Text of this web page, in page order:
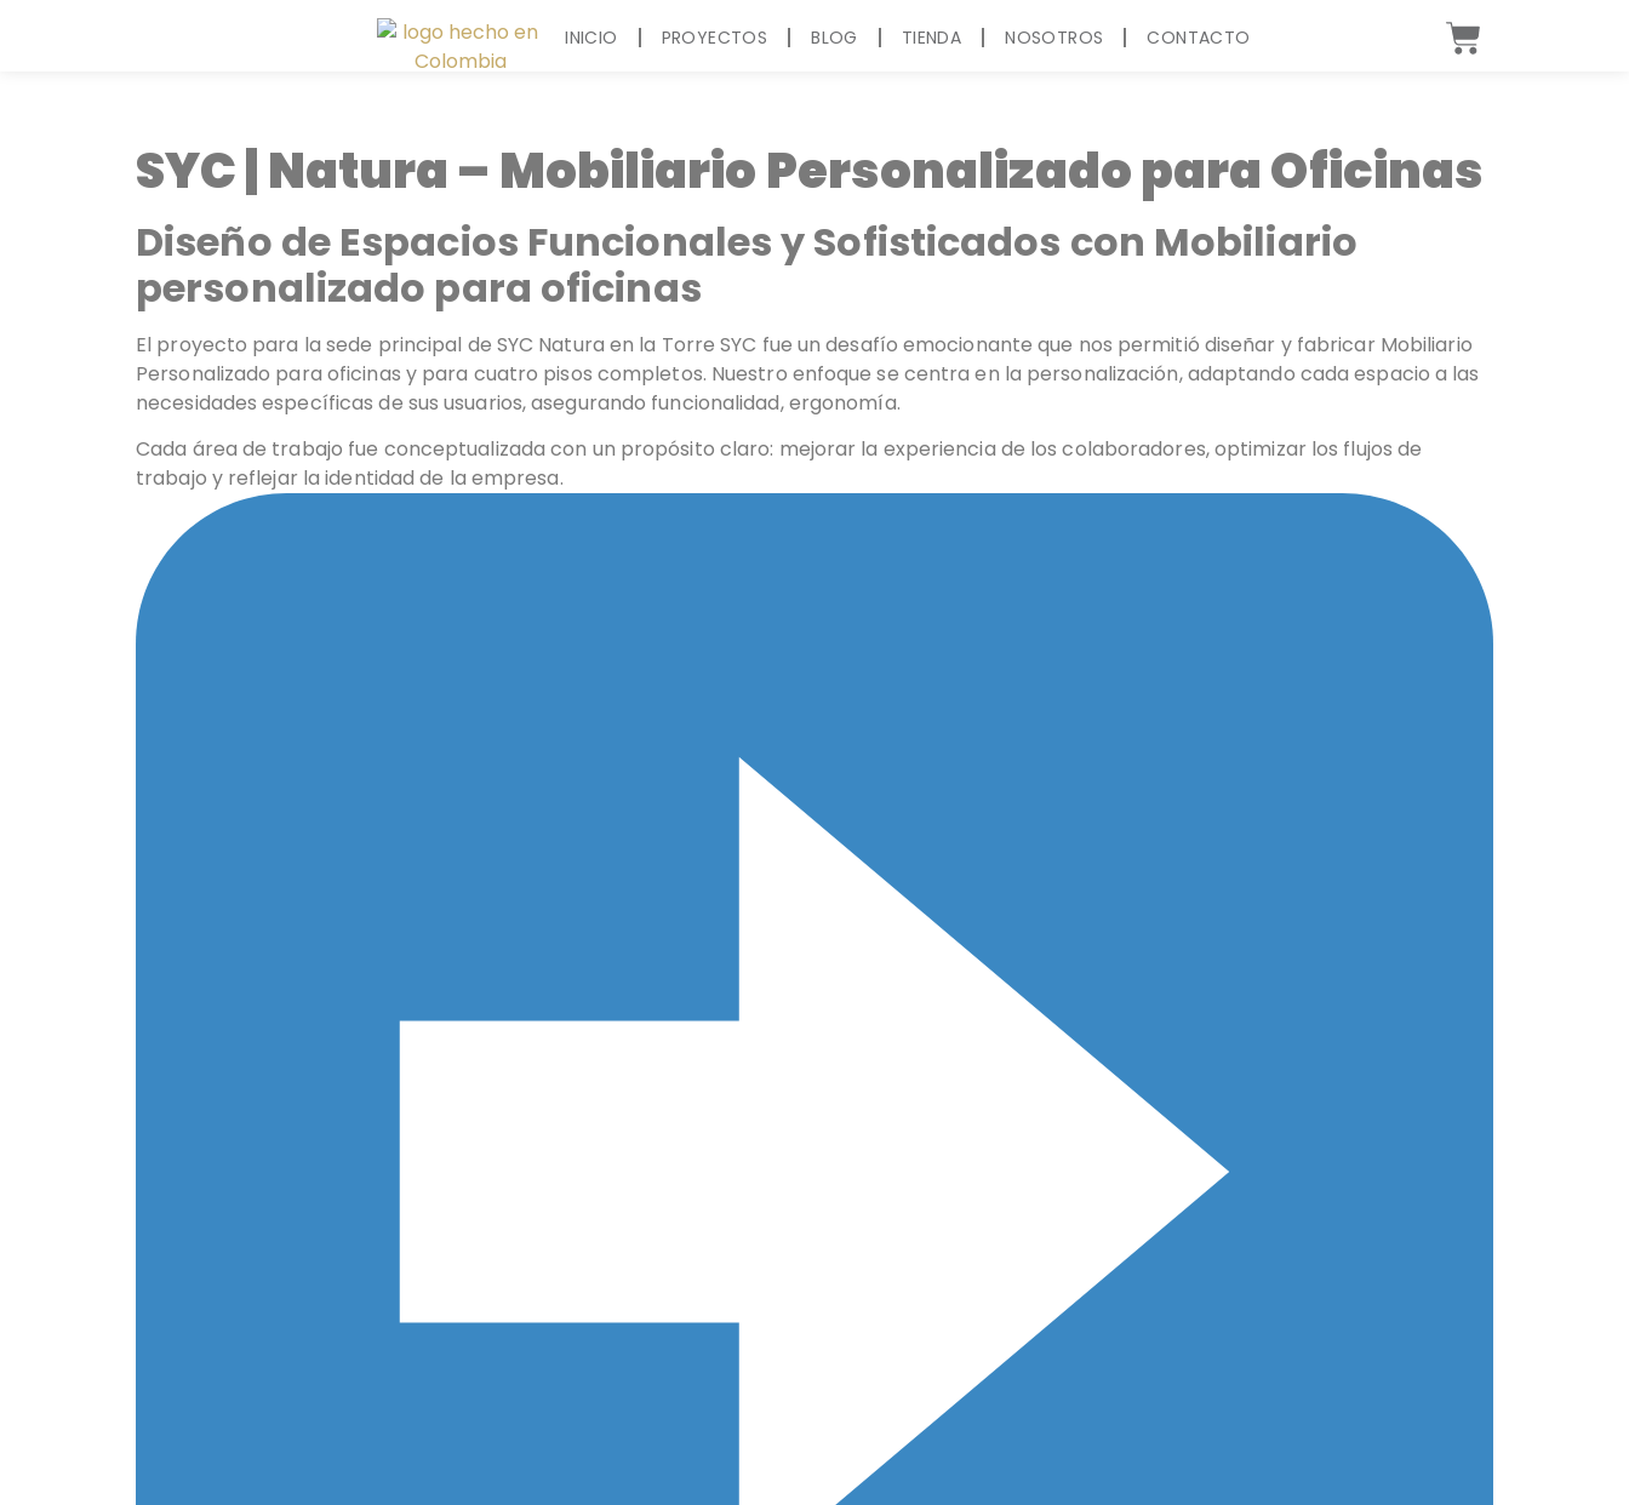
INICIO PROYECTOS BLOG TIENDA NOSOTROS CONTACTO
SYC | Natura – Mobiliario Personalizado para Oficinas
Diseño de Espacios Funcionales y Sofisticados con Mobiliario
personalizado para oficinas
El proyecto para la sede principal de SYC Natura en la Torre SYC fue un desafío emocionante que nos permitió diseñar y fabricar Mobiliario
Personalizado para oficinas y para cuatro pisos completos. Nuestro enfoque se centra en la personalización, adaptando cada espacio a las
necesidades específicas de sus usuarios, asegurando funcionalidad, ergonomía.
Cada área de trabajo fue conceptualizada con un propósito claro: mejorar la experiencia de los colaboradores, optimizar los flujos de
trabajo y reflejar la identidad de la empresa.